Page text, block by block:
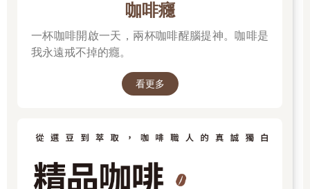
咖啡癮
一杯咖啡開啟一天，兩杯咖啡醒腦提神。咖啡是
我永遠戒不掉的癮。
看更多